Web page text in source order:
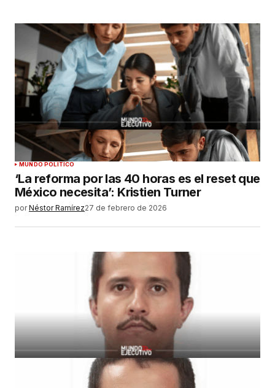
MUNDO POLÍTICO
‘La reforma por las 40 horas es el reset que
México necesita’: Kristien Turner
por Néstor Ramírez27 de febrero de 2026